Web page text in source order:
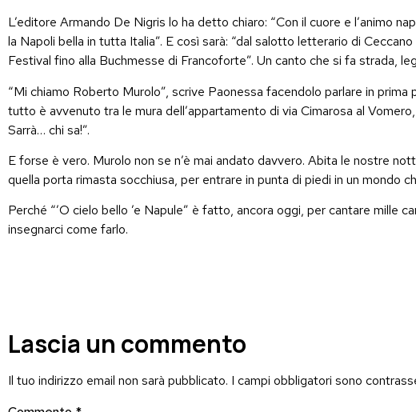
L’editore Armando De Nigris lo ha detto chiaro: “Con il cuore e l’animo
la Napoli bella in tutta Italia”. E così sarà: “dal salotto letterario di
Festival fino alla Buchmesse di Francoforte”. Un canto che si fa strada,
“Mi chiamo Roberto Murolo”, scrive Paonessa facendolo parlare in prima
tutto è avvenuto tra le mura dell’appartamento di via Cimarosa al
Sarrà… chi sa!”.
E forse è vero. Murolo non se n’è mai andato davvero. Abita le nostre
quella porta rimasta socchiusa, per entrare in punta di piedi in un mondo
Perché “’O cielo bello ’e Napule” è fatto, ancora oggi, per cantare mille
insegnarci come farlo.
Lascia un commento
Il tuo indirizzo email non sarà pubblicato. I campi obbligatori sono